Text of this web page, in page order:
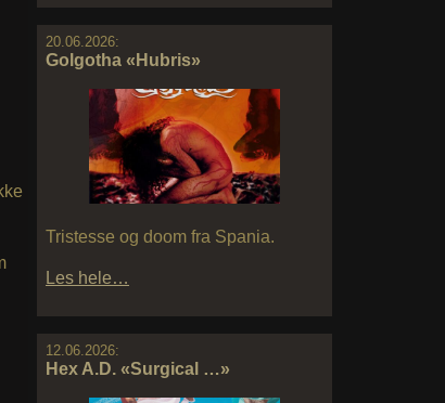
20.06.2026:
Golgotha «Hubris»
Tristesse og doom fra Spania.
Les hele…
12.06.2026:
Hex A.D. «Surgical …»